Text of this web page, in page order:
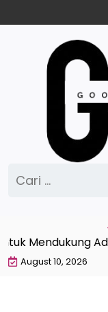
to
untuk:
Mendukung
August 10, 2026